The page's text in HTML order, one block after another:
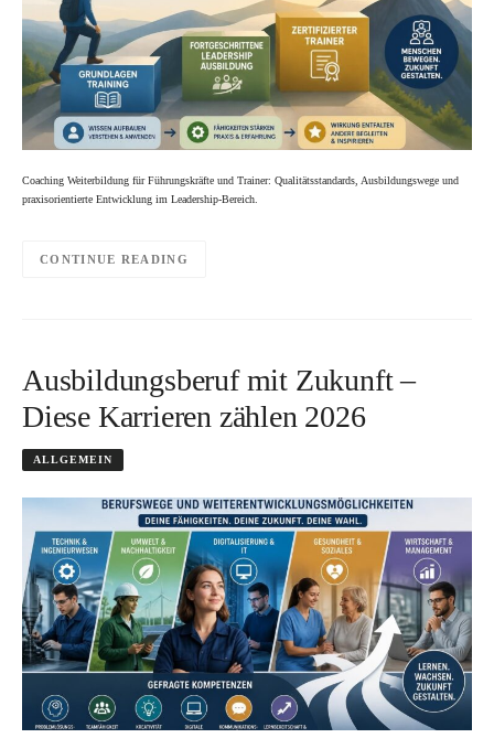
Coaching Weiterbildung für Führungskräfte und Trainer: Qualitätsstandards, Ausbildungswege und
praxisorientierte Entwicklung im Leadership-Bereich.
CONTINUE READING
Ausbildungsberuf mit Zukunft –
Diese Karrieren zählen 2026
ALLGEMEIN